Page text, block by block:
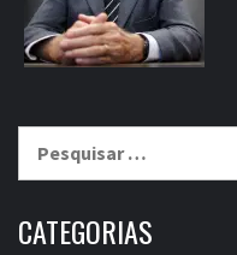
CATEGORIAS